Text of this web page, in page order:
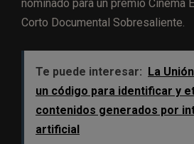
nominado para un premio Cinema
Corto Documental Sobresaliente.
Te puede interesar:
La
un código para identificar y
contenidos generados por
artificial